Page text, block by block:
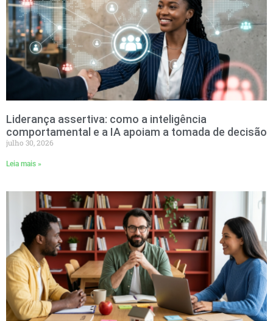
Liderança assertiva: como a inteligência
comportamental e a IA apoiam a tomada de decisão
julho 30, 2026
Leia mais »